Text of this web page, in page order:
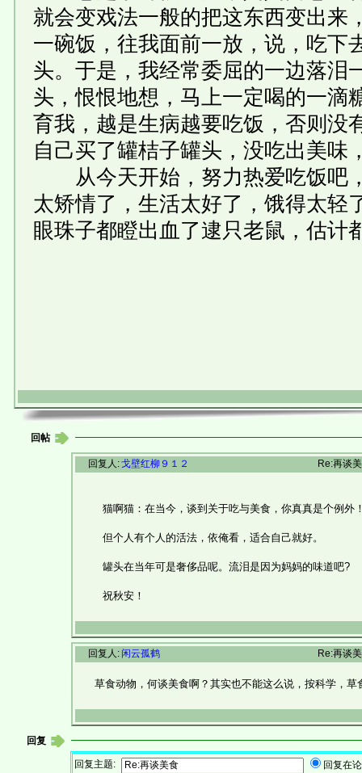
就会变戏法一般的把这东西变出来
一碗饭，往我面前一放，说，吃下
头。于是，我经常委屈的一边落泪
头，恨恨地想，马上一定喝的一滴
育我，越是生病越要吃饭，否则没
自己买了罐桔子罐头，没吃出美味
从今天开始，努力热爱吃饭吧
太矫情了，生活太好了，饿得太轻
眼珠子都瞪出血了逮只老鼠，估计
回帖
回复人:戈壁红柳９１２ Re:再谈
猫啊猫：在当今，谈到关于吃与美食，你真真是个例外
但个人有个人的活法，依俺看，适合自己就好。
罐头在当年可是奢侈品呢。流泪是因为妈妈的味道吧?
祝秋安！
回复人: 闲云孤鹤 Re:再谈
草食动物，何谈美食啊？其实也不能这么说，按科学，草
回复
回复主题:
回复在